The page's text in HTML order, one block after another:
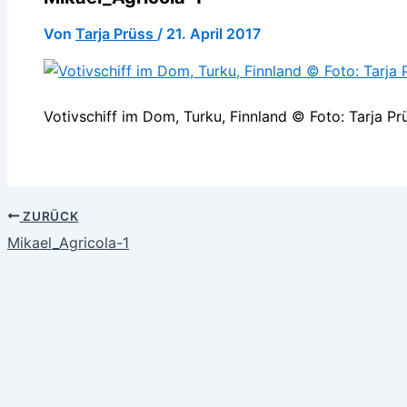
Von Tarja Prüss / 21. April 2017
Votivschiff im Dom, Turku, Finnland © Foto: Tarja
ZURÜCK
Mikael_Agricola-1